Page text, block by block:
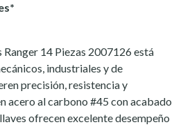
Ranger 14 Piezas 2007126 está
industriales y de
precisión, resistencia y
acero al carbono #45 con acabado
ofrecen excelente desempeño